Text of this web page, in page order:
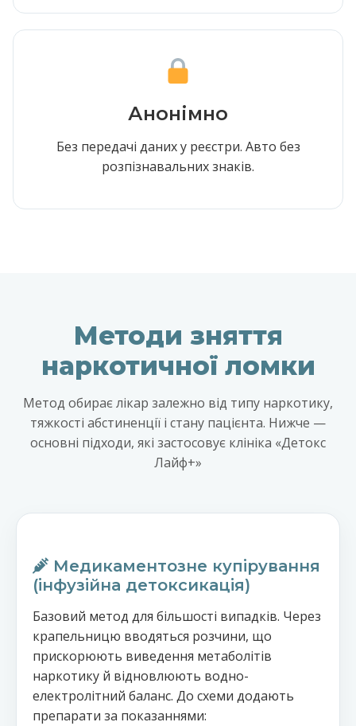
Анонімно
Без передачі даних у реєстри. Авто без
розпізнавальних знаків.
Методи зняття
наркотичної ломки
Метод обирає лікар залежно від типу наркотику,
тяжкості абстиненції і стану пацієнта. Нижче —
основні підходи, які застосовує клініка «Детокс
Лайф+»
Медикаментозне купірування
(інфузійна детоксикація)
Базовий метод для більшості випадків. Через
крапельницю вводяться розчини, що
прискорюють виведення метаболітів
наркотику й відновлюють водно-
електролітний баланс. До схеми додають
препарати за показаннями: